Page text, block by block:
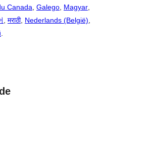
Canada Galego Magyar
मराठी, Nederlands (België)